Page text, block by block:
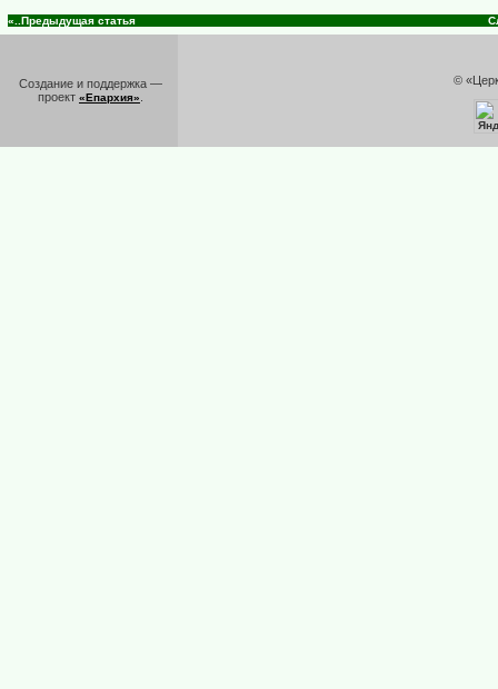
«..Предыдущая статья
Создание и поддержка —
проект «Епархия»
©